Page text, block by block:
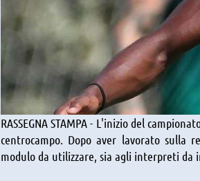
RASSEGNA STAMPA - L'inizio del
centrocampo. Dopo aver lavorato sulla
modulo da utilizzare, sia agli interpreti da